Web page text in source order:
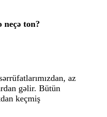
neçə ton?
az
gəlir. Bütün
keçmiş